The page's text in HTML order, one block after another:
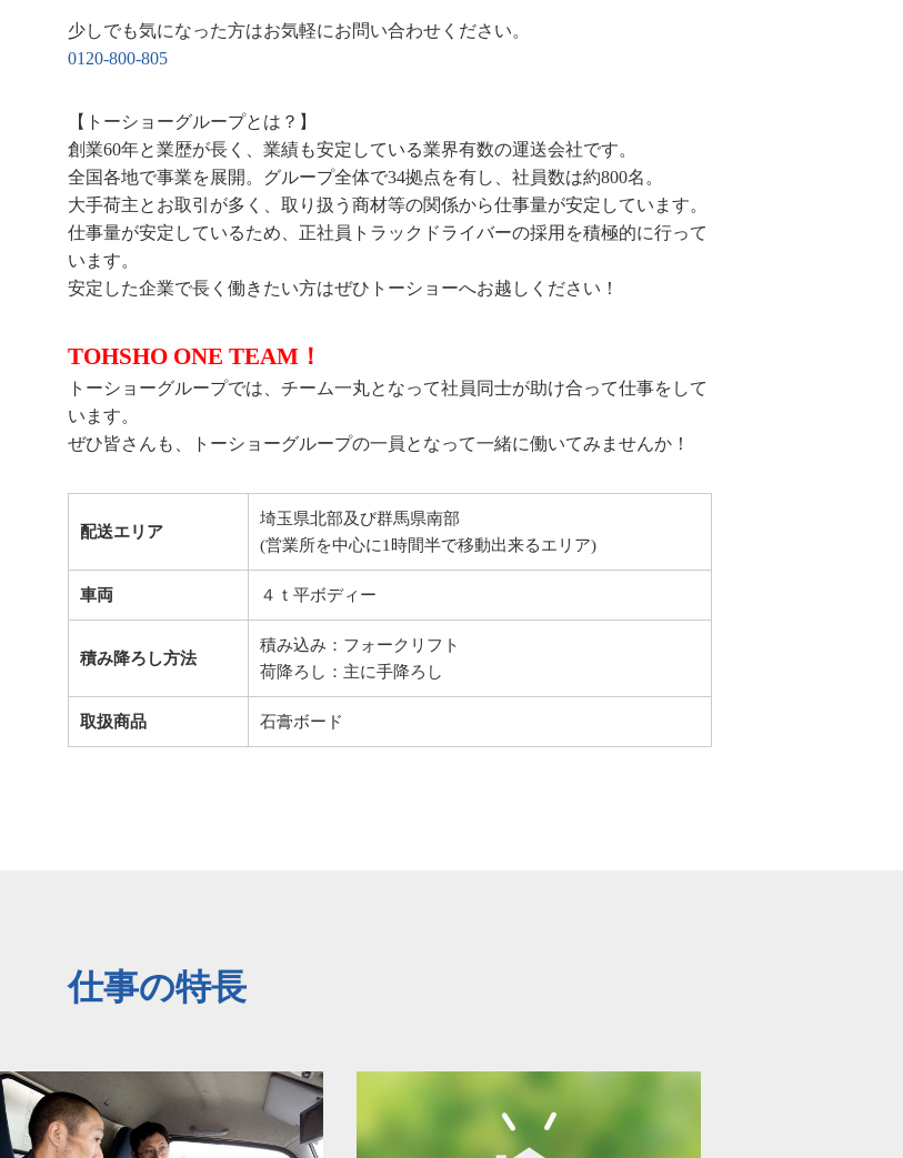
少しでも気になった方はお気軽にお問い合わせください。
0120-800-805
【トーショーグループとは？】
創業60年と業歴が長く、業績も安定している業界有数の運送会社です。
全国各地で事業を展開。グループ全体で34拠点を有し、社員数は約800名。
大手荷主とお取引が多く、取り扱う商材等の関係から仕事量が安定しています。
仕事量が安定しているため、正社員トラックドライバーの採用を積極的に行って
います。
安定した企業で長く働きたい方はぜひトーショーへお越しください！
TOHSHO ONE TEAM！
トーショーグループでは、チーム一丸となって社員同士が助け合って仕事をして
います。
ぜひ皆さんも、トーショーグループの一員となって一緒に働いてみませんか！
配送エリア
埼玉県北部及び群馬県南部
(営業所を中心に1時間半で移動出来るエリア)
車両 ４ｔ平ボディー
積み降ろし方法
積み込み：フォークリフト
荷降ろし：主に手降ろし
取扱商品 石膏ボード
仕事の特長